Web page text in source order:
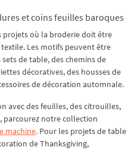
et coins feuilles baroques
projets où la broderie doit être
Les motifs peuvent être
de table, des chemins de
décoratives, des housses de
de décoration automnale.
avec des feuilles, des citrouilles,
parcourez notre collection
machine. Pour les projets de table
de Thanksgiving,